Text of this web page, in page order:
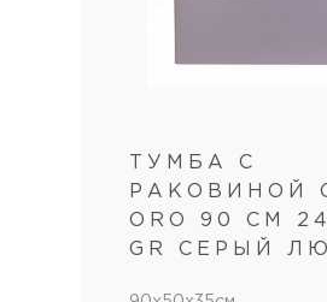
ТУМБА С
РАКОВИНОЙ
ORO 90 СМ
GR СЕРЫЙ